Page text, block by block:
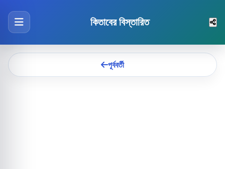
কিতাবের বিস্তারিত
পূর্ববর্তী